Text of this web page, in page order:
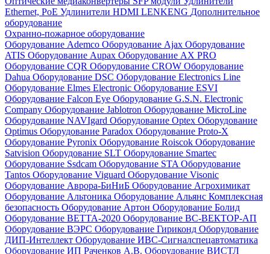
Ethernet, PoE Удлинители HDMI LENKENG Дополнительное
оборудование
Охранно-пожарное оборудование
Оборудование Ademco Оборудование Ajax Оборудование
ATIS Оборудование Aupax Оборудование AX PRO
Оборудование CQR Оборудование CROW Оборудование
Dahua Оборудование DSC Оборудование Electronics Line
Оборудование Elmes Electronic Оборудование ESVI
Оборудование Falcon Eye Оборудование G.S.N. Electronic
Company Оборудование Jablotron Оборудование MicroLine
Оборудование NAVIgard Оборудование Optex Оборудование
Optimus Оборудование Paradox Оборудование Proto-X
Оборудование Pyronix Оборудование Roiscok Оборудование
Satvision Оборудование SLT Оборудование Smartec
Оборудование Ssdcam Оборудование STA Оборудование
Tantos Оборудование Viguard Оборудование Visonic
Оборудование Аврора-БиНиБ Оборудование Агрохимикат
Оборудование Альтоника Оборудование Альянс Комплексная
безопасность Оборудование Артон Оборудование Болид
Оборудование ВЕТТА-2020 Оборудование ВС-ВЕКТОР-АП
Оборудование ВЭРС Оборудование Гириконд Оборудование
ДИП-Интеллект Оборудование ИВС-Сигналспецавтоматика
Оборудование ИП Раченков А.В. Оборудование ВИСТЛ